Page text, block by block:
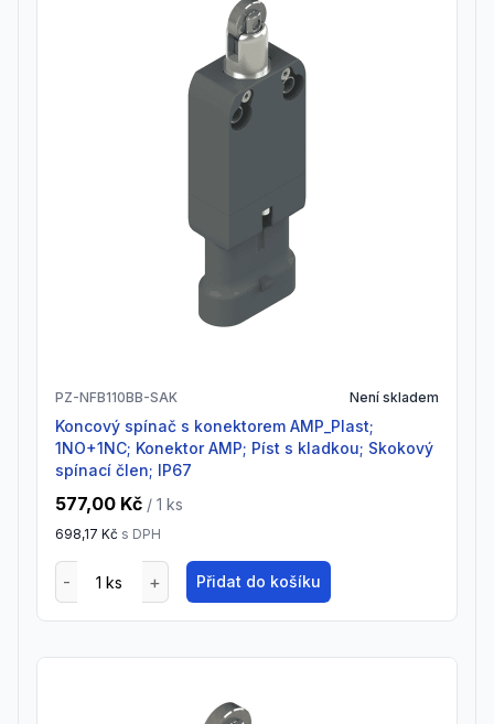
PZ-NFB110BB-SAK Není skladem
Koncový spínač s konektorem AMP_Plast;
1NO+1NC; Konektor AMP; Píst s kladkou; Skokový
spínací člen; IP67
577,00 Kč / 1 ks
698,17 Kč s DPH
Přidat do košíku